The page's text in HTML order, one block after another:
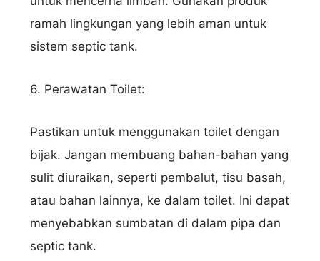
ramah lingkungan yang lebih aman untuk
sistem septic tank.
6. Perawatan Toilet:
Pastikan untuk menggunakan toilet dengan
bijak. Jangan membuang bahan-bahan yang
sulit diuraikan, seperti pembalut, tisu basah,
atau bahan lainnya, ke dalam toilet. Ini dapat
menyebabkan sumbatan di dalam pipa dan
septic tank.